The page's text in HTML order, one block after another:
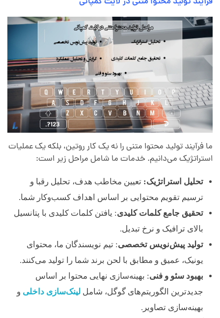
ما فرآیند تولید محتوا متنی را نه یک کار روتین، بلکه یک عملیات
استراتژیک می‌دانیم. خدمات ما شامل مراحل زیر است:
تحلیل استراتژیک: تعیین مخاطب هدف، تحلیل رقبا و
ترسیم تقویم محتوایی بر اساس اهداف کسب‌وکار شما.
تحقیق جامع کلمات کلیدی: یافتن کلمات کلیدی با پتانسیل
بالای ترافیک و نرخ تبدیل.
تولید پیش‌نویس تخصصی: تیم نویسندگان ما، محتوای
یونیک، عمیق و مطابق با لحن برند شما را تولید می‌کنند.
بهبود سئو و فنی: بهینه‌سازی نهایی محتوا بر اساس
جدیدترین الگوریتم‌های گوگل، شامل لینک‌سازی داخلی و
بهینه‌سازی تصاویر.